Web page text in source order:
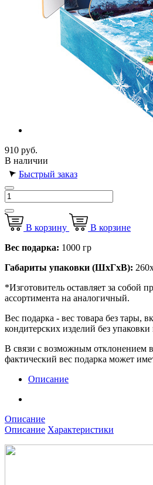
910 руб.
В наличии
Быстрый заказ
В корзину
В корзине
Вес подарка: 1000 гр
Габариты упаковки (ШхГхВ):
*Изготовитель оставляет за собой
ассортимента на аналогичный.
Вес подарка - вес товара без тары,
кондитерских изделий без
В связи с возможным отклонением
фактический вес подарка может
Описание
Описание
Описание Характеристики